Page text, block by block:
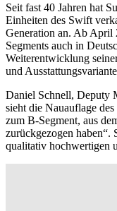
Seit fast 40 Jahren hat
Einheiten des Swift
Generation an. Ab April
Segments auch in
Weiterentwicklung
und
Daniel Schnell, Deputy
sieht die Nauauflage
zum B-Segment, aus
zurückgezogen haben“.
qualitativ hochwertigen